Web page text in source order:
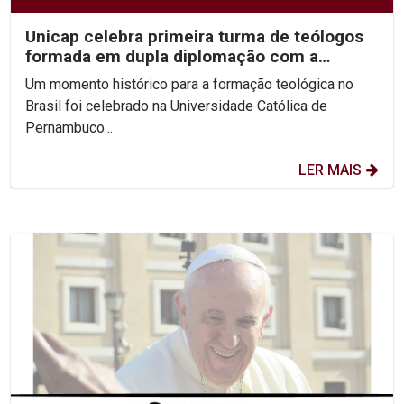
Unicap celebra primeira turma de teólogos
formada em dupla diplomação com a
Pontifícia...
Um momento histórico para a formação teológica no
Brasil foi celebrado na Universidade Católica de
Pernambuco...
LER MAIS